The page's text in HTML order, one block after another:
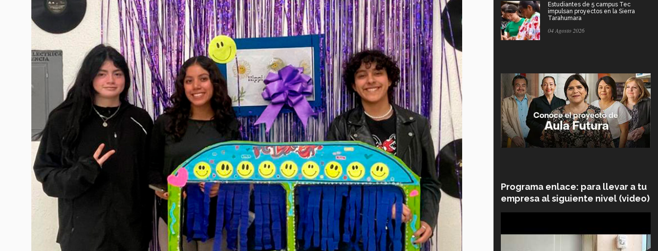
Estudiantes de 5 campus Tec
impulsan proyectos en la Sierra
Tarahumara
04 Agosto 2026
Programa enlace: para llevar a tu
empresa al siguiente nivel (video)